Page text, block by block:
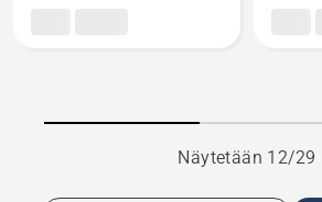
Näytetään 12/29